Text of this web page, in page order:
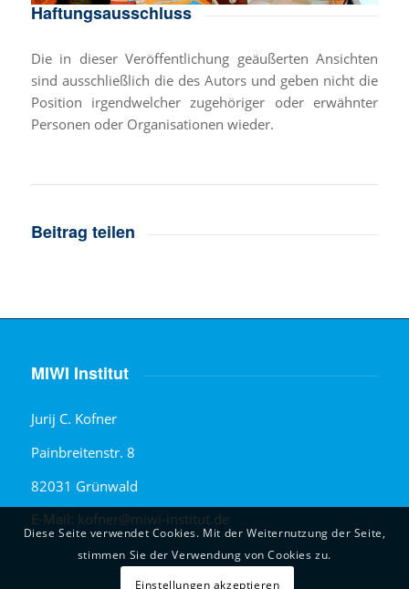
Haftungsausschluss
Die in dieser Veröffentlichung geäußerten Ansichten
sind ausschließlich die des Autors und geben nicht die
Position irgendwelcher zugehöriger oder erwähnter
Personen oder Organisationen wieder.
Beitrag teilen
MIWI Institut
Jurij C. Kofner
Painbreitenstr. 8
82031 Grünwald
E-Mail: kofner@miwi-institut.de
Diese Seite verwendet Cookies. Mit der Weiternutzung der Seite,
stimmen Sie der Verwendung von Cookies zu.
Einstellungen akzeptieren